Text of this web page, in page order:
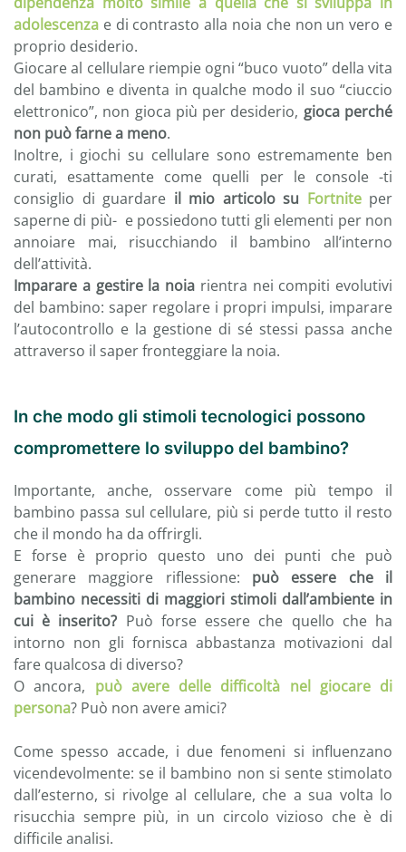
adolescenza e di contrasto alla noia che non un vero e
proprio desiderio.
Giocare al cellulare riempie ogni “buco vuoto” della vita
del bambino e diventa in qualche modo il suo “ciuccio
elettronico”, non gioca più per desiderio, gioca perché
non può farne a meno.
Inoltre, i giochi su cellulare sono estremamente ben
curati, esattamente come quelli per le console -ti
consiglio di guardare il mio articolo su Fortniteper
saperne di più- e possiedono tutti gli elementi per non
annoiare mai, risucchiando il bambino all’interno
dell’attività.
Imparare a gestire la noia rientra nei compiti evolutivi
del bambino: saper regolare i propri impulsi, imparare
l’autocontrollo e la gestione di sé stessi passa anche
attraverso il saper fronteggiare la noia.
In che modo gli stimoli tecnologici possono
compromettere lo sviluppo del bambino?
Importante, anche, osservare come più tempo il
bambino passa sul cellulare, più si perde tutto il resto
che il mondo ha da offrirgli.
E forse è proprio questo uno dei punti che può
generare maggiore riflessione: può essere che il
bambino necessiti di maggiori stimoli dall’ambiente in
cui è inserito? Può forse essere che quello che ha
intorno non gli fornisca abbastanza motivazioni dal
fare qualcosa di diverso?
O ancora, può avere delle difficoltà nel giocare di
persona? Può non avere amici?
Come spesso accade, i due fenomeni si influenzano
vicendevolmente: se il bambino non si sente stimolato
dall’esterno, si rivolge al cellulare, che a sua volta lo
risucchia sempre più, in un circolo vizioso che è di
difficile analisi.